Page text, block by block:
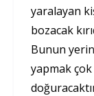
yaralayan
bozacak
Bunun
yapmak